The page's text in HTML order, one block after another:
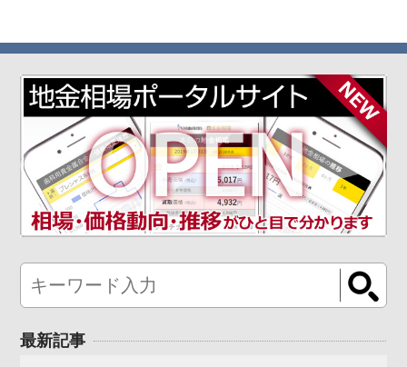
最新記事